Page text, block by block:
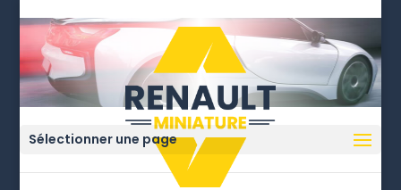
Sélectionner une page